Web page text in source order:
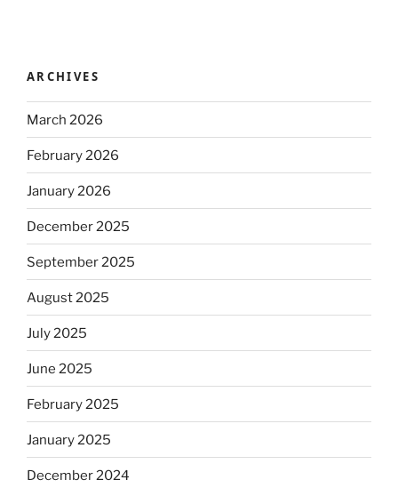
ARCHIVES
March 2026
February 2026
January 2026
December 2025
September 2025
August 2025
July 2025
June 2025
February 2025
January 2025
December 2024